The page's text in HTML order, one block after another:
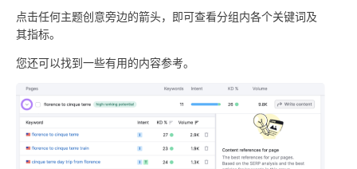
点击任何主题创意旁边的箭头，即可查看分组内各个关键词及
其指标。
您还可以找到一些有用的内容参考。